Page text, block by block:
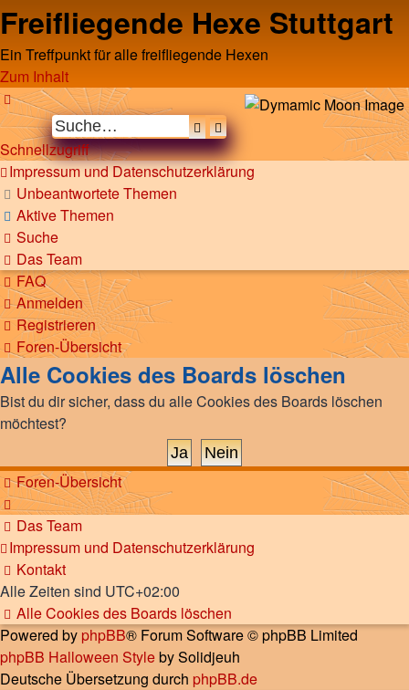
Freifliegende Hexe Stuttgart
Ein Treffpunkt für alle freifliegende Hexen
Zum Inhalt
SucheErweiterte
Suche
Schnellzugriff
Impressum und Datenschutzerklärung
Unbeantwortete Themen
Aktive Themen
Suche
Das Team
FAQ
Anmelden
Registrieren
Foren-Übersicht
Alle Cookies des Boards löschen
Bist du dir sicher, dass du alle Cookies des Boards löschen
möchtest?
Foren-Übersicht
Das Team
Impressum und Datenschutzerklärung
Kontakt
Alle Zeiten sind UTC+02:00
Alle Cookies des Boards löschen
Powered by phpBB® Forum Software © phpBB Limited
phpBB Halloween Styleby Solidjeuh
Deutsche Übersetzung durch phpBB.de